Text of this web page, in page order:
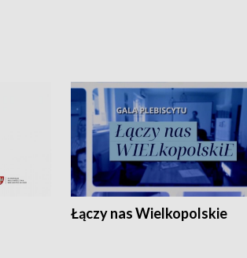
Łączy nas Wielkopolskie